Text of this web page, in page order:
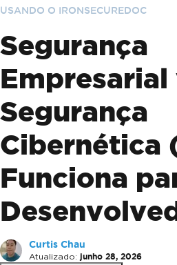
USANDO O IRONSECUREDOC
Segurança
Empresarial
Segurança
Cibernética
Funciona
Curtis Chau
Atualizado: junho 28, 2026